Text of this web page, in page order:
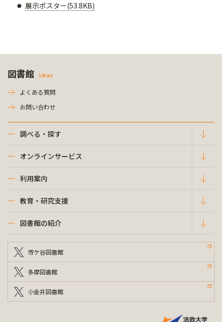
展示ポスター(53.8KB)
図書館 Library
よくある質問
お問い合わせ
調べる・探す
オンラインサービス
利用案内
教育・研究支援
図書館の紹介
市ケ谷図書館
多摩図書館
小金井図書館